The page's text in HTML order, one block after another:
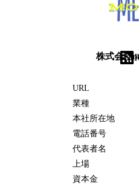
株式会社
URL
業種
本社所在地
電話番号
代表者名
上場
資本金